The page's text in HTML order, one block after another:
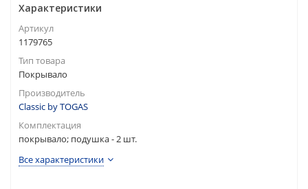
Характеристики
Артикул
1179765
Тип товара
Покрывало
Производитель
Classic by TOGAS
Комплектация
покрывало; подушка - 2 шт.
Все характеристики